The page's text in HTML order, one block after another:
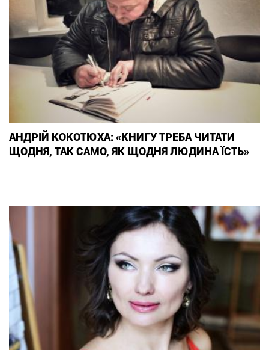
АНДРІЙ КОКОТЮХА: «КНИГУ ТРЕБА ЧИТАТИ
ЩОДНЯ, ТАК САМО, ЯК ЩОДНЯ ЛЮДИНА ЇСТЬ»